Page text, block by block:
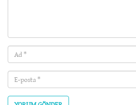
Ad
(required)
E-
posta
(required)